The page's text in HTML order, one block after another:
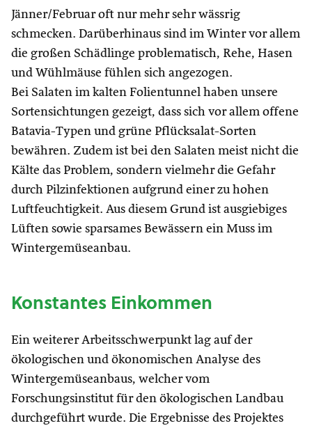
Jänner/Februar oft nur mehr sehr wässrig
schmecken. Darüberhinaus sind im Winter vor allem
die großen Schädlinge problematisch, Rehe, Hasen
und Wühlmäuse fühlen sich angezogen.
Bei Salaten im kalten Folientunnel haben unsere
Sortensichtungen gezeigt, dass sich vor allem offene
Batavia-Typen und grüne Pflücksalat-Sorten
bewähren. Zudem ist bei den Salaten meist nicht die
Kälte das Problem, sondern vielmehr die Gefahr
durch Pilzinfektionen aufgrund einer zu hohen
Luftfeuchtigkeit. Aus diesem Grund ist ausgiebiges
Lüften sowie sparsames Bewässern ein Muss im
Wintergemüseanbau.
Konstantes Einkommen
Ein weiterer Arbeitsschwerpunkt lag auf der
ökologischen und ökonomischen Analyse des
Wintergemüseanbaus, welcher vom
Forschungsinstitut für den ökologischen Landbau
durchgeführt wurde. Die Ergebnisse des Projektes